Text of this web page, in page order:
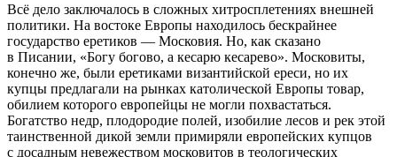
Всё дело заключалось в сложных хитросплетениях внешней
политики. На востоке Европы находилось бескрайнее
государство еретиков — Московия. Но, как сказано
в Писании, «Богу богово, а кесарю кесарево». Московиты,
конечно же, были еретиками византийской ереси, но их
купцы предлагали на рынках католической Европы товар,
обилием которого европейцы не могли похвастаться.
Богатство недр, плодородие полей, изобилие лесов и рек этой
таинственной дикой земли примиряли европейских купцов
с досадным невежеством московитов в теологических